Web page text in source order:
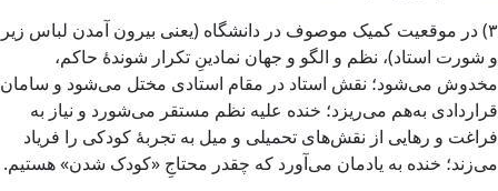
۳) در موقعیت کمیک موصوف در دانشگاه (یعنی بیرون آمدن لباس زیر
و شورت استاد)، نظم و الگو و جهان نمادینِ تکرار شوندهٔ حاکم،
مخدوش می‌شود؛ نقش استاد در مقام استادی مختل می‌شود و سامان
قراردادی به‌هم می‌ریزد؛ خنده علیه نظم مستقر می‌شورد و نیاز به
فراغت و رهایی از نقش‌های تحمیلی و میل به تجربهٔ کودکی را فریاد
می‌زند؛ خنده به یادمان می‌آورد که چقدر محتاجِ «کودک شدن» هستیم.